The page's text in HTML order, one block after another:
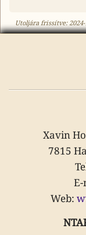
Utoljára frissítve:
Xavin
7815
Web: